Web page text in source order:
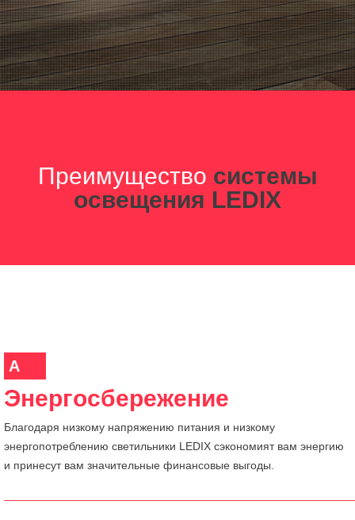
Преимущество системы
освещения LEDIX
A
Энергосбережение
Благодаря низкому напряжению питания и низкому
энергопотреблению светильники LEDIX сэкономият вам энергию
и принесут вам значительные финансовые выгоды.